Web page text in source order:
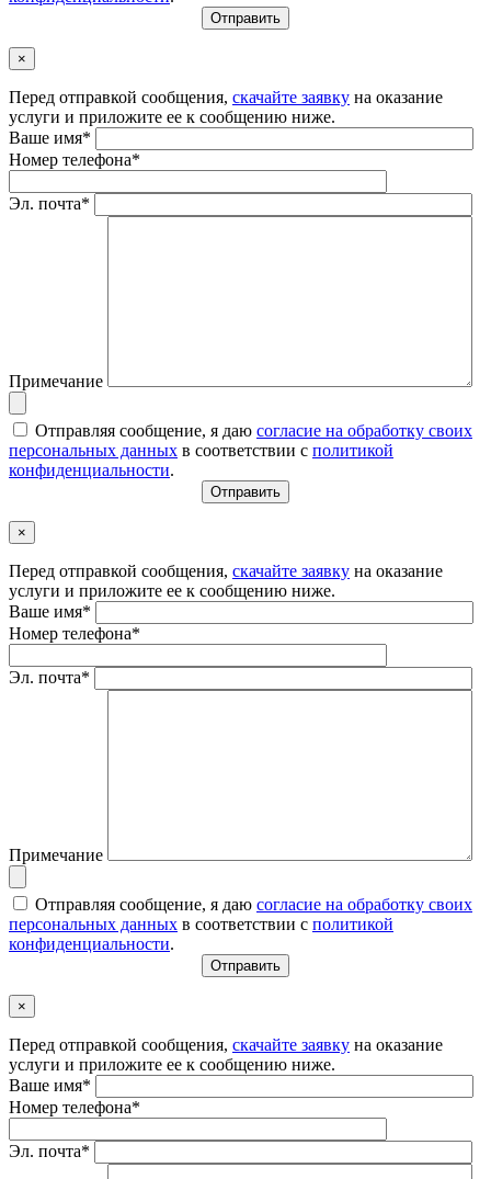
×
Перед отправкой сообщения, скачайте заявку на оказание
услуги и приложите ее к сообщению ниже.
Ваше имя*
Номер телефона*
Эл. почта*
Примечание
Отправляя сообщение, я даю согласие на обработку своих
персональных данных в соответствии с политикой
конфиденциальности.
×
Перед отправкой сообщения, скачайте заявку на оказание
услуги и приложите ее к сообщению ниже.
Ваше имя*
Номер телефона*
Эл. почта*
Примечание
Отправляя сообщение, я даю согласие на обработку своих
персональных данных в соответствии с политикой
конфиденциальности.
×
Перед отправкой сообщения, скачайте заявку на оказание
услуги и приложите ее к сообщению ниже.
Ваше имя*
Номер телефона*
Эл. почта*